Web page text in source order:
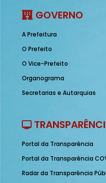
GOVERNO
A Prefeitura
O Prefeito
O Vice-Prefeito
Organograma
Secretarias e Autarquias
Portal da Transparência
Portal da Transparência
Radar da Transparência